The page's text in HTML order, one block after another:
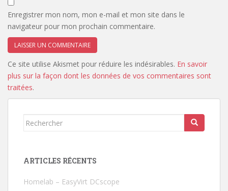
Enregistrer mon nom, mon e-mail et mon site dans le
navigateur pour mon prochain commentaire.
Ce site utilise Akismet pour réduire les indésirables. En savoir
plus sur la façon dont les données de vos commentaires sont
traitées.
Rechercher...
ARTICLES RÉCENTS
Homelab – EasyVirt DCscope